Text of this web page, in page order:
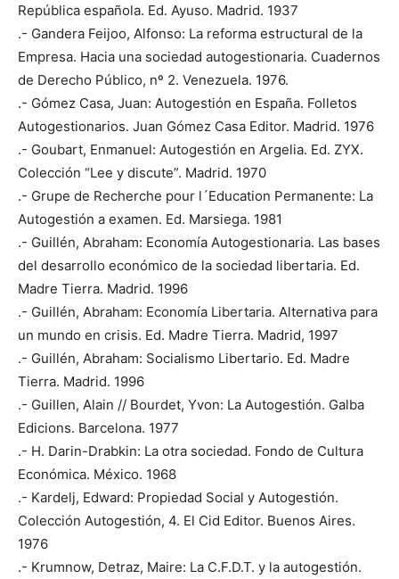
República española. Ed. Ayuso. Madrid. 1937
.- Gandera Feijoo, Alfonso: La reforma estructural de la
Empresa. Hacia una sociedad autogestionaria. Cuadernos
de Derecho Público, nº 2. Venezuela. 1976.
.- Gómez Casa, Juan: Autogestión en España. Folletos
Autogestionarios. Juan Gómez Casa Editor. Madrid. 1976
.- Goubart, Enmanuel: Autogestión en Argelia. Ed. ZYX.
Colección “Lee y discute”. Madrid. 1970
.- Grupe de Recherche pour l´Education Permanente: La
Autogestión a examen. Ed. Marsiega. 1981
.- Guillén, Abraham: Economía Autogestionaria. Las bases
del desarrollo económico de la sociedad libertaria. Ed.
Madre Tierra. Madrid. 1996
.- Guillén, Abraham: Economía Libertaria. Alternativa para
un mundo en crisis. Ed. Madre Tierra. Madrid, 1997
.- Guillén, Abraham: Socialismo Libertario. Ed. Madre
Tierra. Madrid. 1996
.- Guillen, Alain // Bourdet, Yvon: La Autogestión. Galba
Edicions. Barcelona. 1977
.- H. Darin-Drabkin: La otra sociedad. Fondo de Cultura
Económica. México. 1968
.- Kardelj, Edward: Propiedad Social y Autogestión.
Colección Autogestión, 4. El Cid Editor. Buenos Aires.
1976
.- Krumnow, Detraz, Maire: La C.F.D.T. y la autogestión.